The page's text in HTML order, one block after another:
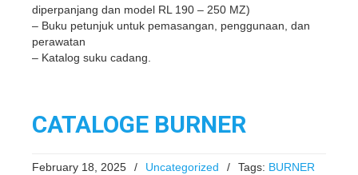
diperpanjang dan model RL 190 – 250 MZ)
– Buku petunjuk untuk pemasangan, penggunaan, dan
perawatan
– Katalog suku cadang.
CATALOGE BURNER
February 18, 2025 / Uncategorized / Tags: BURNER